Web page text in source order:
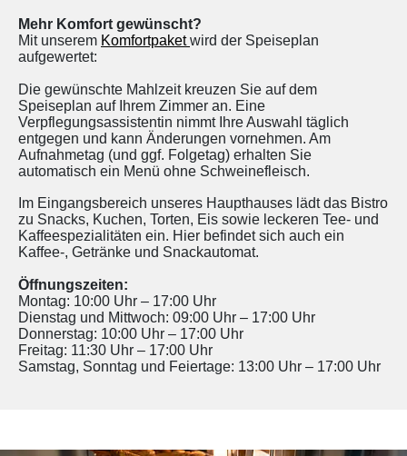
Mehr Komfort gewünscht?
Mit unserem Komfortpaketwird der Speiseplan
aufgewertet:
Die gewünschte Mahlzeit kreuzen Sie auf dem
Speiseplan auf Ihrem Zimmer an. Eine
Verpflegungsassistentin nimmt Ihre Auswahl täglich
entgegen und kann Änderungen vornehmen. Am
Aufnahmetag (und ggf. Folgetag) erhalten Sie
automatisch ein Menü ohne Schweinefleisch.
Im Eingangsbereich unseres Haupthauses lädt das Bistro
zu Snacks, Kuchen, Torten, Eis sowie leckeren Tee- und
Kaffeespezialitäten ein. Hier befindet sich auch ein
Kaffee-, Getränke und Snackautomat.
Öffnungszeiten:
Montag: 10:00 Uhr – 17:00 Uhr
Dienstag und Mittwoch: 09:00 Uhr – 17:00 Uhr
Donnerstag: 10:00 Uhr – 17:00 Uhr
Freitag: 11:30 Uhr – 17:00 Uhr
Samstag, Sonntag und Feiertage: 13:00 Uhr – 17:00 Uhr